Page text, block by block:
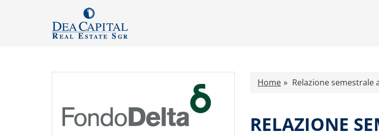
Home Relazione semestrale
RELAZIONE